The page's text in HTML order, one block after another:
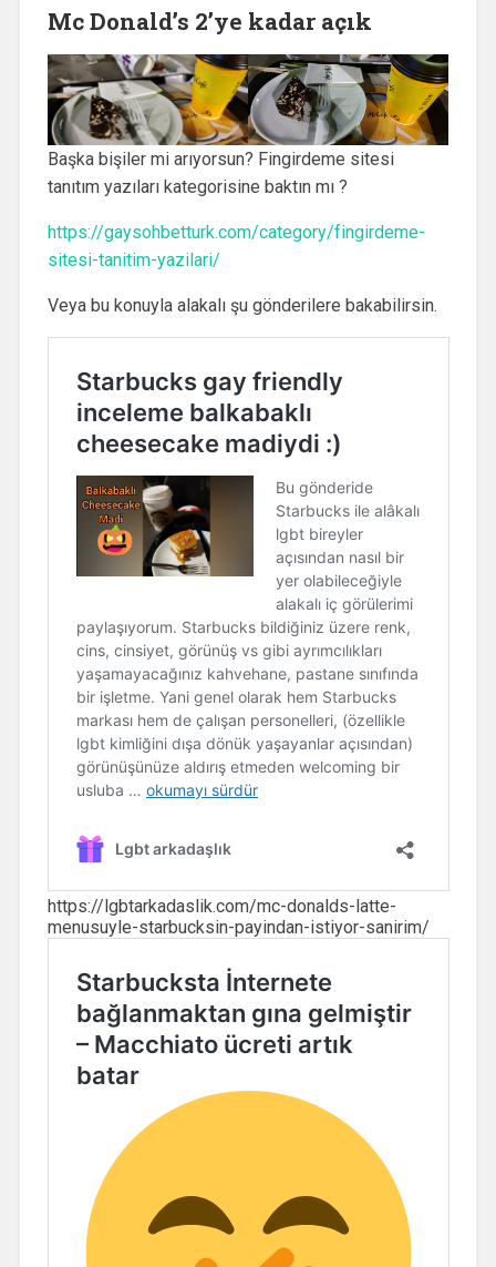
Mc Donald’s 2’ye kadar açık
Başka bişiler mi arıyorsun? Fingirdeme sitesi
tanıtım yazıları kategorisine baktın mı ?
https://gaysohbetturk.com/category/fingirdeme-
sitesi-tanitim-yazilari/
Veya bu konuyla alakalı şu gönderilere bakabilirsin.
https://lgbtarkadaslik.com/mc-donalds-latte-
menusuyle-starbucksin-payindan-istiyor-sanirim/